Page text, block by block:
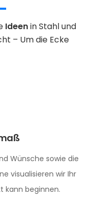
Ideenin Stahl und
– Um die Ecke
Wünsche sowie die
visualisieren wir Ihr
kann beginnen.